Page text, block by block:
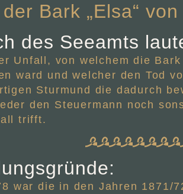
Bark „Elsa“
des Seeamts
Unfall, von welchem die
ward und welcher den Tod
Sturmund die dadurch
den Steuermann noch
trifft.
war die in den Jahren 1871/